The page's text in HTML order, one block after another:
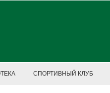
СПОРТИВНЫЙ КЛУБ